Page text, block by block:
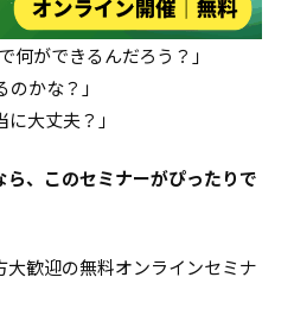
何ができるんだろう？」
かな？」
大丈夫？」
、このセミナーがぴったりで
歓迎の無料オンラインセミナ